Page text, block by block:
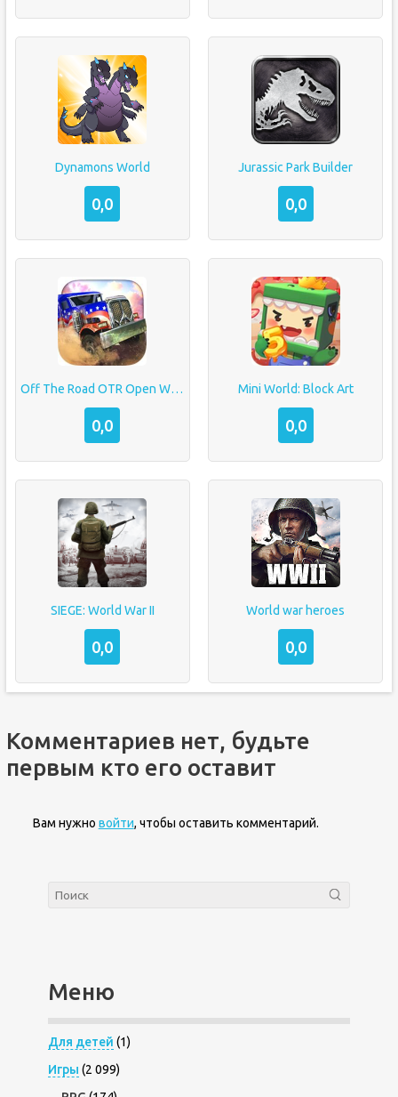
Dynamons World
0,0
Jurassic Park Builder
0,0
Off The Road OTR Open World Driving
0,0
Mini World: Block Art
0,0
SIEGE: World War II
0,0
World war heroes
0,0
Комментариев нет, будьте
первым кто его оставит
Вам нужно войти, чтобы оставить комментарий.
Меню
Для детей (1)
Игры (2 099)